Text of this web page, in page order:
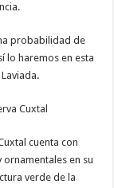
probabilidad de
lo haremos en esta
Cuxtal
cuenta con
en su
verde de la